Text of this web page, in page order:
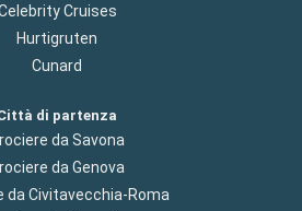
Cruises
Hurtigruten
Cunard
di partenza
da Savona
da Genova
da Civitavecchia-Roma